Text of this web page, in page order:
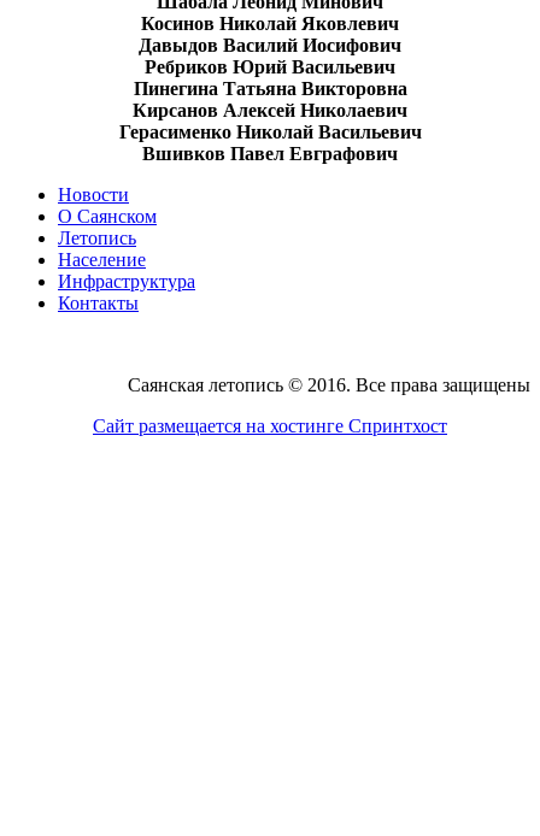
Косинов Николай Яковлевич
Давыдов Василий Иосифович
Ребриков Юрий Васильевич
Пинегина Татьяна Викторовна
Кирсанов Алексей Николаевич
Герасименко Николай Васильевич
Вшивков Павел Евграфович
Новости
О Саянском
Летопись
Население
Инфраструктура
Контакты
Саянская летопись © 2016. Все права защищены
Сайт размещается на хостинге Спринтхост